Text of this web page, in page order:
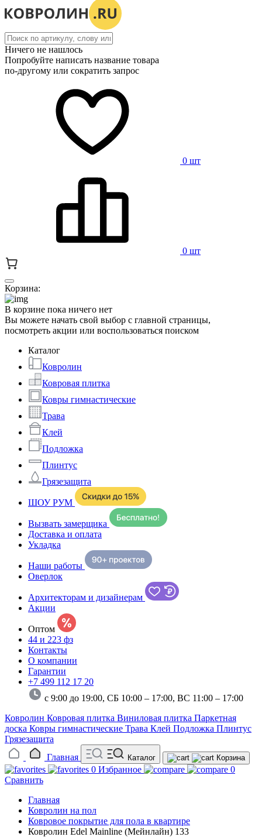
Ничего не нашлось
Попробуйте написать название товара
по-другому или сократить запрос
0 шт
0 шт
Корзина:
В корзине пока ничего нет
Вы можете начать свой выбор с главной страницы,
посмотреть акции или воспользоваться поиском
Каталог
Ковролин
Ковровая плитка
Ковры гимнастические
Трава
Клей
Подложка
Плинтус
Грязезащита
ШОУ РУМ
Вызвать замерщика
Доставка и оплата
Укладка
Наши работы
Оверлок
Архитекторам и дизайнерам
Акции
Оптом
44 и 223 фз
Контакты
О компании
Гарантии
+7 499 112 17 20
с 9:00 до 19:00, СБ 10:00 – 17:00, ВС 11:00 – 17:00
Ковролин Ковровая плитка Виниловая плитка Паркетная
доска Ковры гимнастические Трава Клей Подложка Плинтус
Грязезащита
Главная
Каталог Корзина
0 Избранное
0
Сравнить
Главная
Ковролин на пол
Ковровое покрытие для пола в квартире
Ковролин Edel Mainline (Мейнлайн) 133